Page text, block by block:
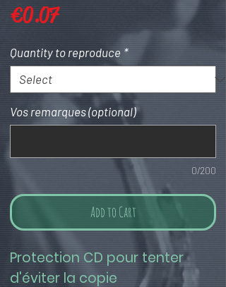
€0.07Price
Quantity to reproduce *
Vos remarques (optional)
0/200
Add to Cart
Protection CD pour tenter
d'éviter la copie